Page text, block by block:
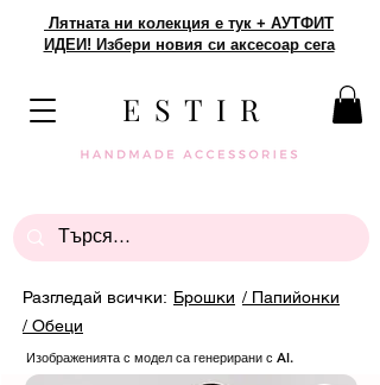
Лятната ни колекция е тук + АУТФИТ
ИДЕИ! Избери новия си аксесоар сега
E S T I R
Разгледай всички: Брошки / Папийонки
/ Обеци
Изображенията с модел са генерирани с AI.